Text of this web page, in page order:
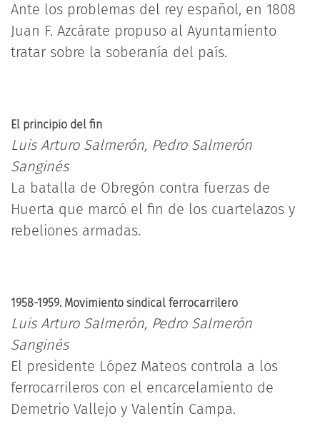
Ante los problemas del rey español, en 1808
Juan F. Azcárate propuso al Ayuntamiento
tratar sobre la soberanía del país.
El principio del fin
Luis Arturo Salmerón, Pedro Salmerón
Sanginés
La batalla de Obregón contra fuerzas de
Huerta que marcó el fin de los cuartelazos y
rebeliones armadas.
1958-1959. Movimiento sindical ferrocarrilero
Luis Arturo Salmerón, Pedro Salmerón
Sanginés
El presidente López Mateos controla a los
ferrocarrileros con el encarcelamiento de
Demetrio Vallejo y Valentín Campa.